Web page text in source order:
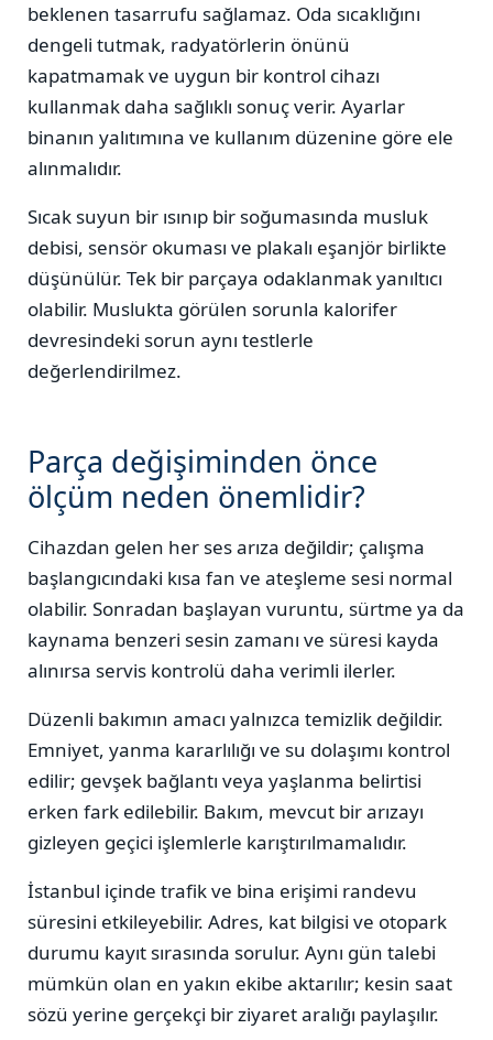
beklenen tasarrufu sağlamaz. Oda sıcaklığını
dengeli tutmak, radyatörlerin önünü
kapatmamak ve uygun bir kontrol cihazı
kullanmak daha sağlıklı sonuç verir. Ayarlar
binanın yalıtımına ve kullanım düzenine göre ele
alınmalıdır.
Sıcak suyun bir ısınıp bir soğumasında musluk
debisi, sensör okuması ve plakalı eşanjör birlikte
düşünülür. Tek bir parçaya odaklanmak yanıltıcı
olabilir. Muslukta görülen sorunla kalorifer
devresindeki sorun aynı testlerle
değerlendirilmez.
Parça değişiminden önce
ölçüm neden önemlidir?
Cihazdan gelen her ses arıza değildir; çalışma
başlangıcındaki kısa fan ve ateşleme sesi normal
olabilir. Sonradan başlayan vuruntu, sürtme ya da
kaynama benzeri sesin zamanı ve süresi kayda
alınırsa servis kontrolü daha verimli ilerler.
Düzenli bakımın amacı yalnızca temizlik değildir.
Emniyet, yanma kararlılığı ve su dolaşımı kontrol
edilir; gevşek bağlantı veya yaşlanma belirtisi
erken fark edilebilir. Bakım, mevcut bir arızayı
gizleyen geçici işlemlerle karıştırılmamalıdır.
İstanbul içinde trafik ve bina erişimi randevu
süresini etkileyebilir. Adres, kat bilgisi ve otopark
durumu kayıt sırasında sorulur. Aynı gün talebi
mümkün olan en yakın ekibe aktarılır; kesin saat
sözü yerine gerçekçi bir ziyaret aralığı paylaşılır.